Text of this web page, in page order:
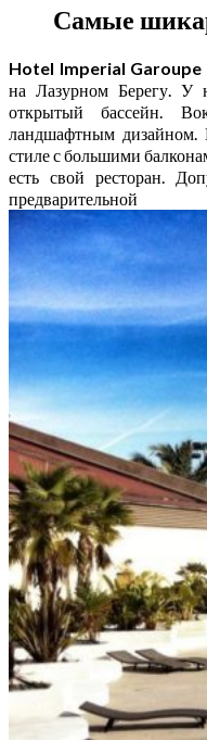
Самые
Hotel Imperial Garoupe
на Лазурном Берегу. У
открытый бассейн.
ландшафтным
стиле с большими
есть свой ресторан.